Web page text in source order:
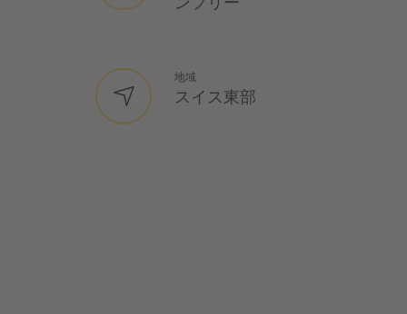
地域
スイス東部